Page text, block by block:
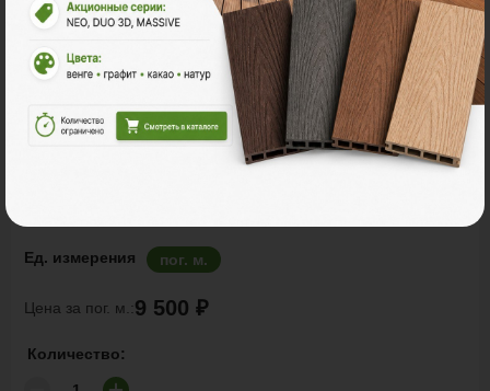
Ед. измерения пог. м.
Цена за пог. м.:9 500 ₽
Количество: